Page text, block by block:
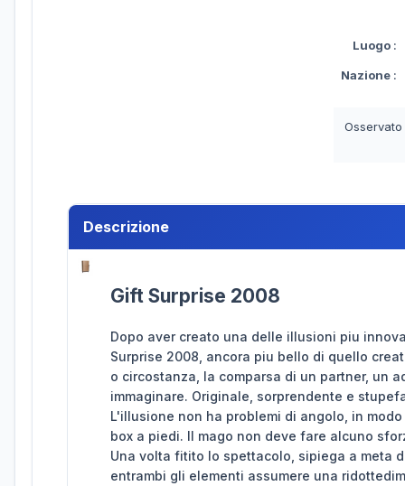
Luogo :
Nazione :
Descrizione
Gift Surprise 2008
Dopo aver creato una delle illusioni piu
Surprise 2008, ancora piu bello di quello
o circostanza, la comparsa di un partner, un
immaginare. Originale, sorprendente e
L'illusione non ha problemi di angolo, in
box a piedi. Il mago non deve fare alcuno
Una volta fitito lo spettacolo, sipiega a meta
entrambi gli elementi assumere una